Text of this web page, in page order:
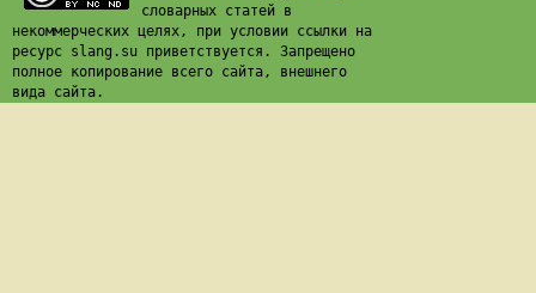
словарных статей в
некоммерческих целях, при условии ссылки на
ресурс slang.su приветствуется. Запрещено
полное копирование всего сайта, внешнего
вида сайта.